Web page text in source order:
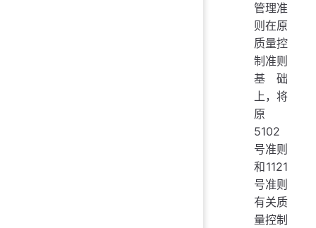
管理准
则在原
质量控
制准则
基础
上，将
原
5102
号准则
和1121
号准则
有关质
量控制